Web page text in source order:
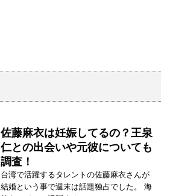
佐藤麻衣は妊娠してるの？王泉
仁との出会いや元彼についても
調査！
台湾で活躍するタレントの佐藤麻衣さんが
結婚という事で週末は話題独占でした。 海